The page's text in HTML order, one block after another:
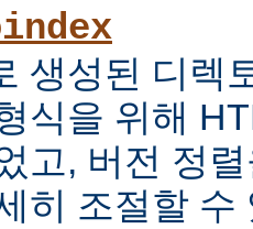
생성된 디렉
식을 위해
고, 버전 정
히 조절할 수